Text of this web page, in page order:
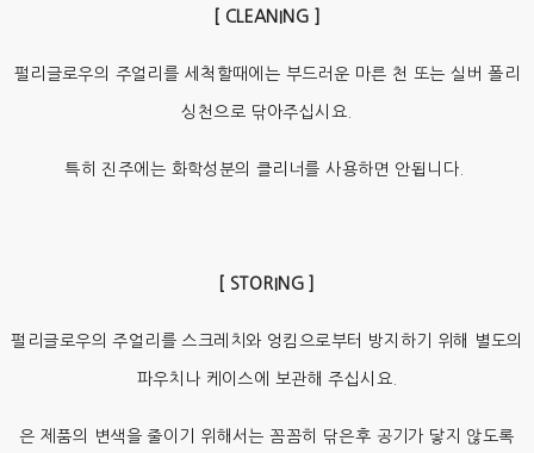
[ CLEANING ]
펄리글로우의 주얼리를 세척할때에는 부드러운 마른 천 또는 실버 폴리
싱천으로 닦아주십시요.
특히 진주에는 화학성분의 클리너를 사용하면 안됩니다.
[ STORING ]
펄리글로우의 주얼리를 스크레치와 엉킴으로부터 방지하기 위해 별도의
파우치나 케이스에 보관해 주십시요.
은 제품의 변색을 줄이기 위해서는 꼼꼼히 닦은후 공기가 닿지 않도록